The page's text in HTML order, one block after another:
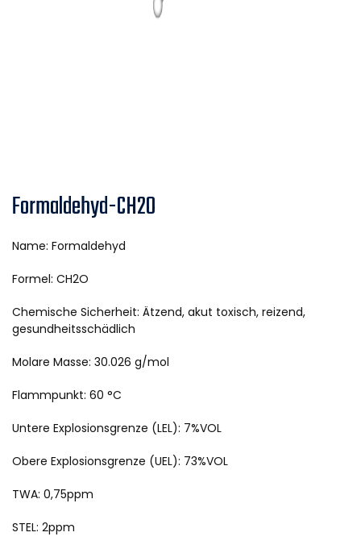
Formaldehyd-CH2O
Name: Formaldehyd
Formel: CH2O
Chemische Sicherheit: Ätzend, akut toxisch, reizend,
gesundheitsschädlich
Molare Masse: 30.026 g/mol
Flammpunkt: 60 °C
Untere Explosionsgrenze (LEL): 7%VOL
Obere Explosionsgrenze (UEL): 73%VOL
TWA: 0,75ppm
STEL: 2ppm